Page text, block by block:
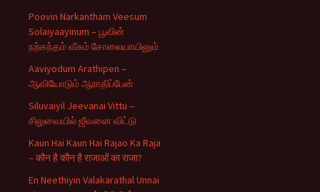
Poovin Narkantham Veesum
Solaiyaayinum – பூவின்
நற்கந்தம் வீசும் சோலையாயினும்
Aaviyodum Arathipen –
ஆவியோடும் ஆராதிப்பேன்
Siluvaiyil Jeevanai Vittu –
சிலுவையில் ஜீவனை விட்டு
Kaun Hai Kaun Hai Rajao Ka Raja
– कौन है कौन है राजाओं का राजा?
En Neethiyin Valakarathal Unnai